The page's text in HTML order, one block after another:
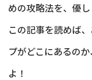
めの攻略法を、優
この記事を読めば
プがどこにあるの
よ！